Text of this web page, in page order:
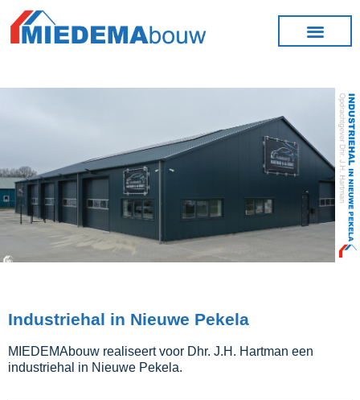
Industriehal in Nieuwe Pekela
MIEDEMAbouw realiseert voor Dhr. J.H. Hartman een
industriehal in Nieuwe Pekela.